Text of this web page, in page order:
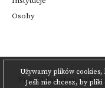
Używamy plików
Jeśli nie chcesz, by pliki
Osoby
ProjektInstytutu Badań